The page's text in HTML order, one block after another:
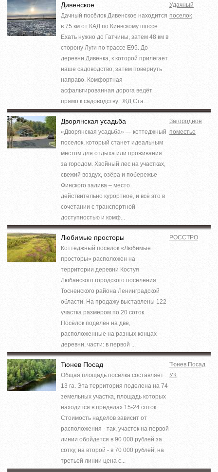
Дивенское
Дачный посёлок Дивенское находится
в 75 км от КАД по Киевскому шоссе.
Ехать нужно до Гатчины, затем 48 км в
сторону Луги по трассе Е95. До
деревни Дивенка, к которой прилегает
наше садоводство, затем повернуть
направо. Комфортная
асфальтированная дорога ведёт
прямо к садоводству. ЖД Ста...
Удачный
поселок
Дворянская усадьба
«Дворянская усадьба» — коттеджный
поселок, который станет идеальным
местом для отдыха или проживания
за городом. Хвойный лес на участках,
свежий воздух, озёра и побережье
Финского залива – место
действительно курортное, и всё это в
сочетании с транспортной
доступностью и комф...
Загородное
поместье
Любимые просторы
Коттеджный поселок «Любимые
просторы» расположен на
территории деревни Костуя
Любанского городского поселения
Тосненского района Ленинградской
области. На продажу выставлены 122
участка размером по 20 соток.
Посёлок поделён на две,
расположенные на разных концах
деревни, части: в первой ...
РОССТРО
Тюнев Посад
Общая площадь поселка составляет
13 га. Эта территория поделена на 74
земельных участка, площадь которых
находится в пределах 15-24 соток.
Стоимость наделов зависит от
расположения - так, участок на первой
линии обойдется в 90 000 рублей за
сотку, на второй - в 70 000 рублей, на
третьей линии цена с...
Тюнев Посад
УК